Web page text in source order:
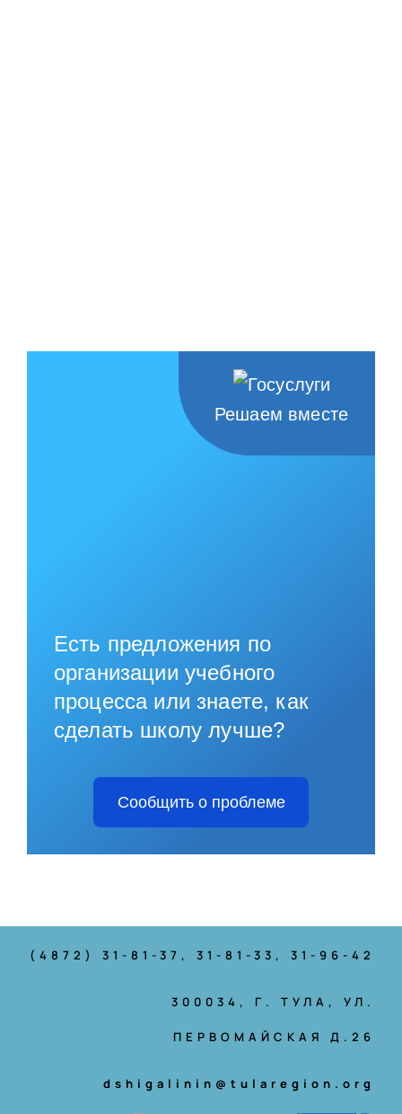
Решаем вместе
Есть предложения по
организации учебного
процесса или знаете, как
сделать школу лучше?
Сообщить о проблеме
(4872) 31-81-37, 31-81-33, 31-96-42
300034, Г. ТУЛА, УЛ.
ПЕРВОМАЙСКАЯ Д.26
dshigalinin@tularegion.org